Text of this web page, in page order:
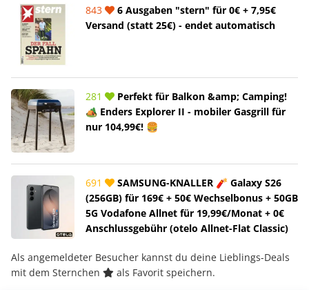
843
6 Ausgaben "stern" für 0€ + 7,95€
Versand (statt 25€) - endet automatisch
281
Perfekt für Balkon &amp; Camping!
🏕️ Enders Explorer II - mobiler Gasgrill für
nur 104,99€! 🍔
691
SAMSUNG-KNALLER 🧨 Galaxy S26
(256GB) für 169€ + 50€ Wechselbonus + 50GB
5G Vodafone Allnet für 19,99€/Monat + 0€
Anschlussgebühr (otelo Allnet-Flat Classic)
Als angemeldeter Besucher kannst du deine Lieblings-Deals
mit dem Sternchen
als Favorit speichern.